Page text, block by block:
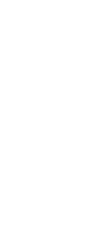
La operación
entrando por el río
Cádiz y Huelva y
GAR, impidieron el
Una de las
acompañada por
comenzaron a alijar
ellos. Los
abandonando 47
Tras ello, se inició
con una duración de
costa tras cruzar en
abajo produciendo
resultaron heridas